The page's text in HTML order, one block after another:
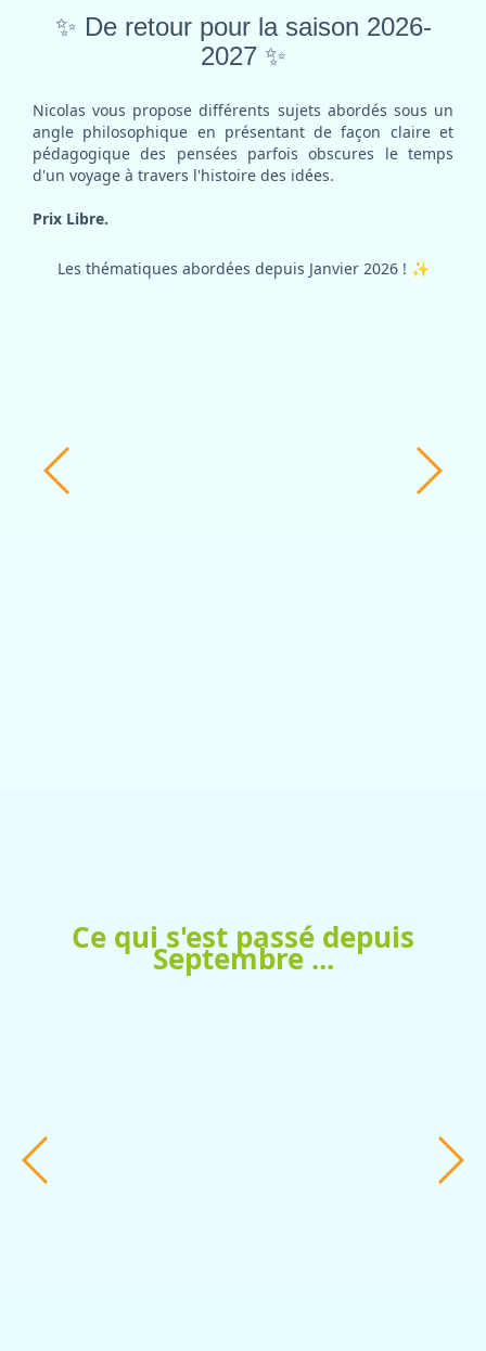
✨ De retour pour la saison 2026-
2027 ✨
Nicolas vous propose différents sujets abordés sous un
angle philosophique en présentant de façon claire et
pédagogique des pensées parfois obscures le temps
d'un voyage à travers l'histoire des idées.
Prix Libre.
Les thématiques abordées depuis Janvier 2026 ! ✨
Ce qui s'est passé depuis
Septembre ...